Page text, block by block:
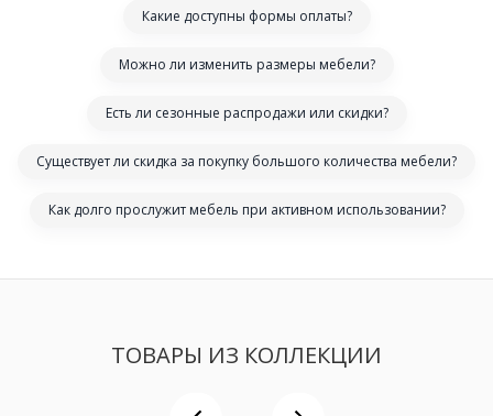
Какие доступны формы оплаты?
Можно ли изменить размеры мебели?
Есть ли сезонные распродажи или скидки?
Существует ли скидка за покупку большого количества мебели?
Как долго прослужит мебель при активном использовании?
ТОВАРЫ ИЗ КОЛЛЕКЦИИ